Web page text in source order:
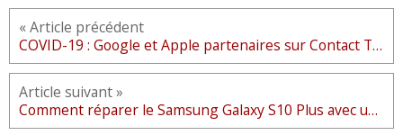
« Article précédent
COVID-19 : Google et Apple partenaires sur Contact Tracing Tech
Article suivant »
Comment réparer le Samsung Galaxy S10 Plus avec un problème d'écran qui scintille ?